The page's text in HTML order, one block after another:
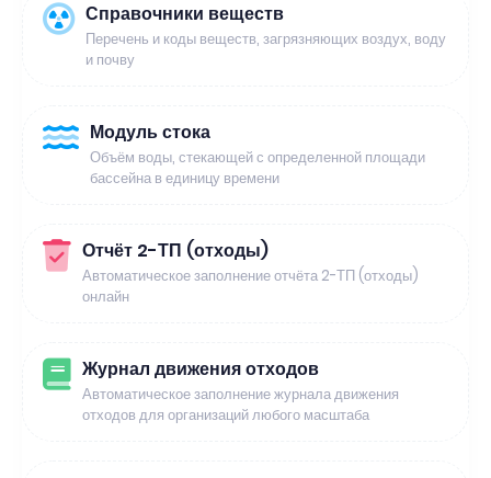
Справочники веществ
Перечень и коды веществ, загрязняющих воздух, воду
и почву
Модуль стока
Объём воды, стекающей с определенной площади
бассейна в единицу времени
Отчёт 2-ТП (отходы)
Автоматическое заполнение отчёта 2-ТП (отходы)
онлайн
Журнал движения отходов
Автоматическое заполнение журнала движения
отходов для организаций любого масштаба